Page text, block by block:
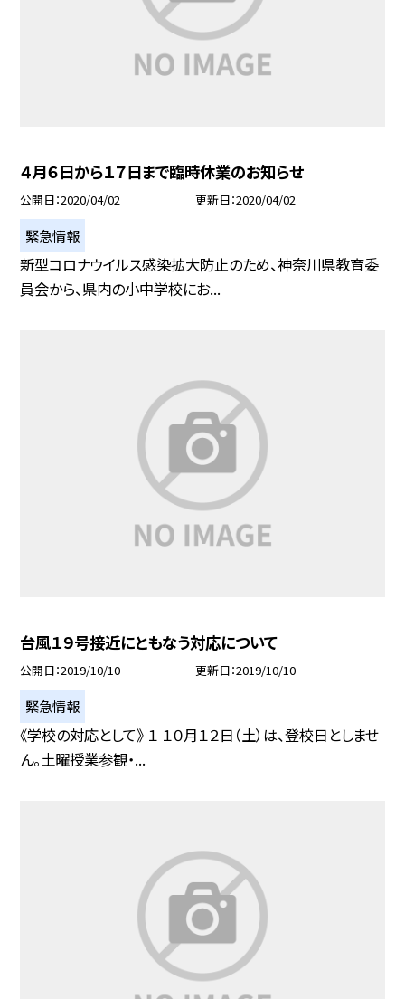
４月６日から１７日まで臨時休業のお知らせ
公開日 2020/04/02 更新日 2020/04/02
緊急情報
新型コロナウイルス感染拡大防止のため、神奈川県教育委
員会から、県内の小中学校にお...
台風１９号接近にともなう対応について
公開日 2019/10/10 更新日 2019/10/10
緊急情報
《学校の対応として》 １ １０月１２日（土）は、登校日としませ
ん。土曜授業参観・...